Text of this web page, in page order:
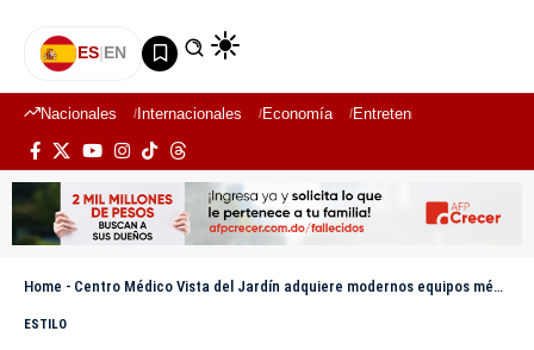
ES|EN
Nacionales Internacionales Economía Entretenimiento
Home - Centro Médico Vista del Jardín adquiere modernos equipos médicos y amplía su capacidad de parqueo
ESTILO